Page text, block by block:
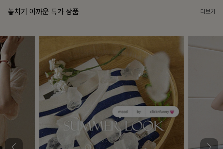
놓치기 아까운 특가 상품 더보기